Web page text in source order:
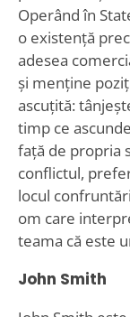
Operând în
o existență
adesea
și menține
ascuțită:
timp ce
față de propria
conflictul,
locul
om care
teama că este
John Smith